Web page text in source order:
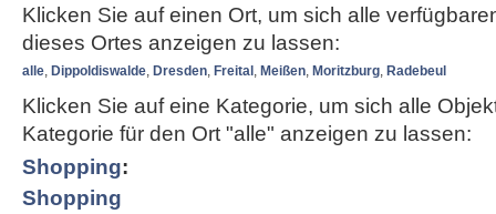
Klicken Sie auf einen Ort, um sich alle
dieses Ortes anzeigen zu lassen:
alle, Dippoldiswalde, Dresden, Freital , Meißen, Moritzburg, Radebeul
Klicken Sie auf eine Kategorie, um sich alle
Kategorie für den Ort "alle" anzeigen zu lassen:
Shopping:
Shopping